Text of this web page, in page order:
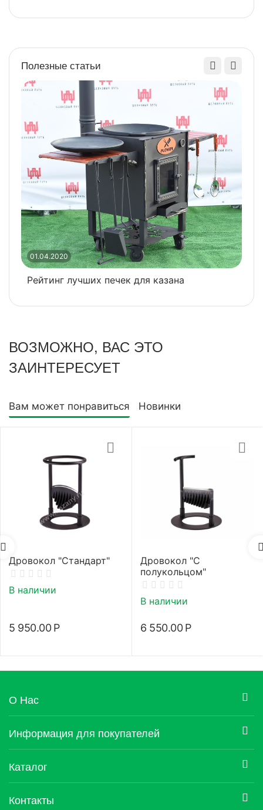
Полезные статьи
01.04.2020
Рейтинг лучших печек для казана
ВОЗМОЖНО, ВАС ЭТО
ЗАИНТЕРЕСУЕТ
Вам может понравиться Новинки
Дровокол "Стандарт"
В наличии
5 950.00 Р
Дровокол "С
полукольцом"
В наличии
6 550.00 Р
О Нас
Информация для покупателей
Каталог
Контакты